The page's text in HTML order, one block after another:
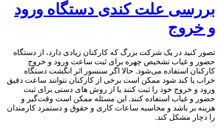
بررسی علت کندی دستگاه ورود
و خروج
تصور کنید در یک شرکت بزرگ که کارکنان زیادی دارد، از دستگاه
حضور و غیاب تشخیص چهره برای ثبت ساعت ورود و خروج
کارکنان استفاده می‌شود. حالا اگر سنسور اثر انگشت دستگاه
خراب ‌یا کند شود ممکن است برخی از کارکنان نتوانند ساعت دقیق
ورود و خروج خود را ثبت کنند یا از روش های دستی برای ثبت
حضور و غیاب استفاده کنند. این مسئله ممکن است وقت‌گیر و
هزینه بر باشد و محاسبه ساعات کاری و حقوق و دستمزد کارمندان
را دچار مشکل کند.